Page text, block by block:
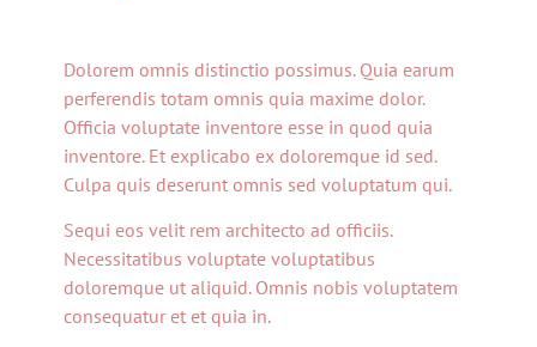
Dolorem omnis distinctio possimus. Quia earum
perferendis totam omnis quia maxime dolor.
Officia voluptate inventore esse in quod quia
inventore. Et explicabo ex doloremque id sed.
Culpa quis deserunt omnis sed voluptatum qui.
Sequi eos velit rem architecto ad officiis.
Necessitatibus voluptate voluptatibus
doloremque ut aliquid. Omnis nobis voluptatem
consequatur et et quia in.